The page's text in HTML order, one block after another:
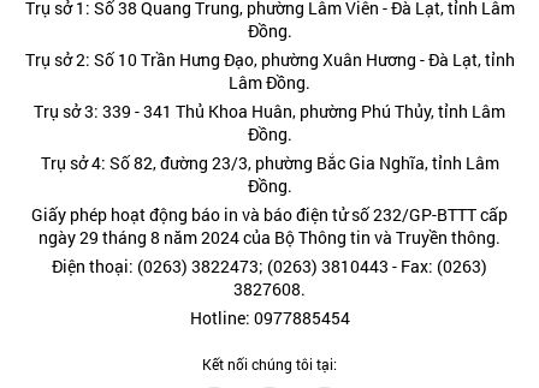
Trụ sở 1: Số 38 Quang Trung, phường Lâm Viên - Đà Lạt, tỉnh Lâm
Đồng.
Trụ sở 2: Số 10 Trần Hưng Đạo, phường Xuân Hương - Đà Lạt, tỉnh
Lâm Đồng.
Trụ sở 3: 339 - 341 Thủ Khoa Huân, phường Phú Thủy, tỉnh Lâm
Đồng.
Trụ sở 4: Số 82, đường 23/3, phường Bắc Gia Nghĩa, tỉnh Lâm
Đồng.
Giấy phép hoạt động báo in và báo điện tử số 232/GP-BTTT cấp
ngày 29 tháng 8 năm 2024 của Bộ Thông tin và Truyền thông.
Điện thoại: (0263) 3822473; (0263) 3810443 - Fax: (0263)
3827608.
Hotline: 0977885454
Kết nối chúng tôi tại: